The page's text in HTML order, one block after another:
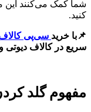
شما کمک می‌کنند این
کنید.
📌با خرید سی‌پی کالاف
سریع در کالاف دیوتی
مفهوم گلد